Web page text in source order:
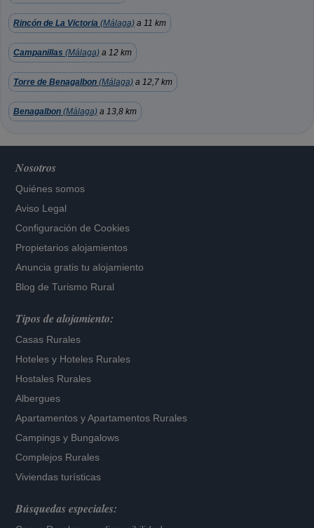
Rincón de La Victoria (Málaga) a 11 km
Campanillas (Málaga) a 12 km
Torre de Benagalbon (Málaga) a 12,7 km
Benagalbon (Málaga) a 13,8 km
Nosotros
Quiénes somos
Aviso Legal
Configuración de Cookies
Propietarios alojamientos
Anuncia gratis tu alojamiento
Blog de Turismo Rural
Tipos de alojamiento:
Casas Rurales
Hoteles y Hoteles Rurales
Hostales Rurales
Albergues
Apartamentos yApartamentos Rurales
Campings y Bungalows
Complejos Rurales
Viviendas turísticas
Búsquedas especiales: